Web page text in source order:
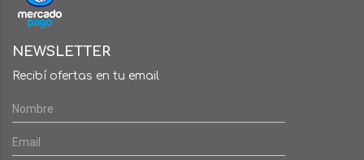
NEWSLETTER
Recibí ofertas en tu email